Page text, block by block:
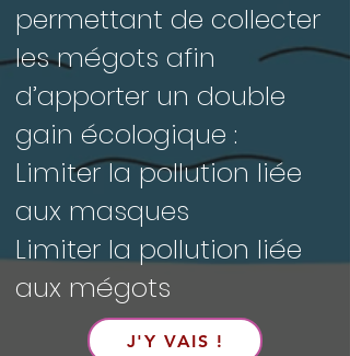
permettant de collecter
les mégots afin
d’apporter un double
gain écologique :
Limiter la pollution liée
aux masques
Limiter la pollution liée
aux mégots
J'Y VAIS !